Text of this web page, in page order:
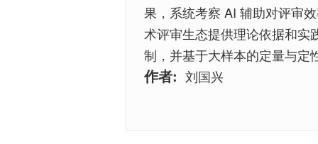
果，系统考察 AI 辅助对评审
术评审生态提供理论依据和实
制，并基于大样本的定量与定
作者: 刘国兴